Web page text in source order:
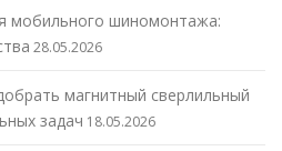
мобильного шиномонтажа:
28.05.2026
магнитный сверлильный
задач 18.05.2026